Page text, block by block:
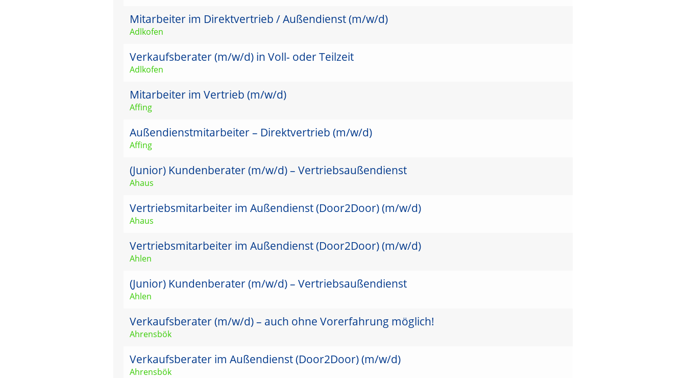
Mitarbeiter im Direktvertrieb / Außendienst (m/w/d)
Adlkofen
Verkaufsberater (m/w/d) in Voll- oder Teilzeit
Adlkofen
Mitarbeiter im Vertrieb (m/w/d)
Affing
Außendienstmitarbeiter – Direktvertrieb (m/w/d)
Affing
(Junior) Kundenberater (m/w/d) – Vertriebsaußendienst
Ahaus
Vertriebsmitarbeiter im Außendienst (Door2Door) (m/w/d)
Ahaus
Vertriebsmitarbeiter im Außendienst (Door2Door) (m/w/d)
Ahlen
(Junior) Kundenberater (m/w/d) – Vertriebsaußendienst
Ahlen
Verkaufsberater (m/w/d) – auch ohne Vorerfahrung möglich!
Ahrensbök
Verkaufsberater im Außendienst (Door2Door) (m/w/d)
Ahrensbök